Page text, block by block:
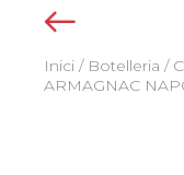
Inici / Botelleria /
ARMAGNAC